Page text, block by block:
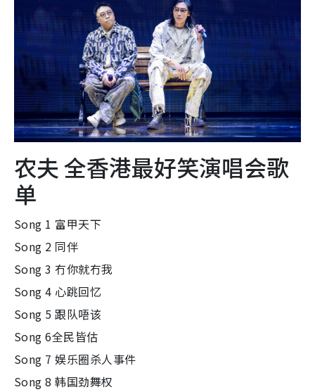
农夫 全香港最好笑演唱会歌
单
Song 1 富甲天下
Song 2 同伴
Song 3 冇你就冇我
Song 4 心跳回忆
Song 5 跟队唔该
Song 6全民皆估
Song 7 娱乐圈杀人事件
Song 8 韩国劲舞权